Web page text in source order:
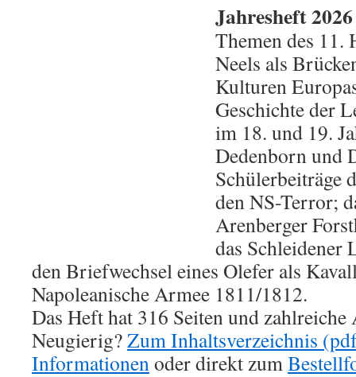
Jahresheft
Themen des 11.
Neels als
Kulturen
Geschichte der
im 18. und 19.
Dedenborn und
Schülerbeiträge
den NS-Terror;
Arenberger
das Schleidener
den Briefwechsel eines Olefer als
Napoleanische Armee 1811/1812.
Das Heft hat 316 Seiten und
Neugierig?Zum Inhaltsverzeichnis
Informationenoder direkt zum